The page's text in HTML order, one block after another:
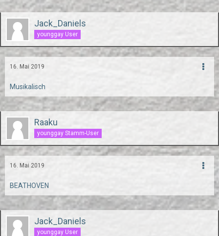
Jack_Daniels
younggay User
16. Mai 2019
Musikalisch
Raaku
younggay Stamm-User
16. Mai 2019
BEATHOVEN
Jack_Daniels
younggay User